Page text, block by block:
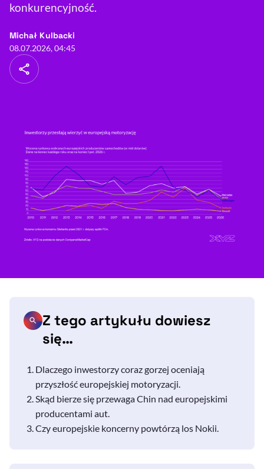
konkurencyjność.
Michał Kulbacki
08.07.2026, 04:45
Z tego artykułu dowiesz
się…
Dlaczego inwestorzy coraz gorzej oceniają
przyszłość europejskiej motoryzacji.
Skąd bierze się przewaga Chin nad europejskimi
producentami aut.
Czy europejskie koncerny powtórzą los Nokii.